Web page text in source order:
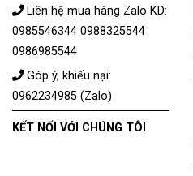
Liên hệ mua hàng Zalo KD:
0985546344 0988325544
0986985544
Góp ý, khiếu nại:
0962234985 (Zalo)
KẾT NỐI VỚI CHÚNG TÔI